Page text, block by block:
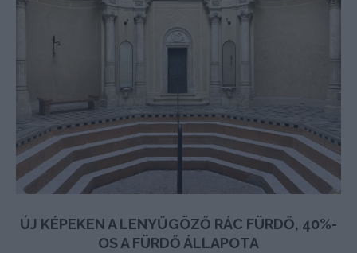
ÚJ KÉPEKEN A LENYŰGÖZŐ RÁC FÜRDŐ, 40%-
OS A FÜRDŐ ÁLLAPOTA